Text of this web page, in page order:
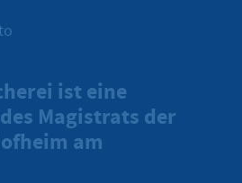
ist eine
Magistrats der
am